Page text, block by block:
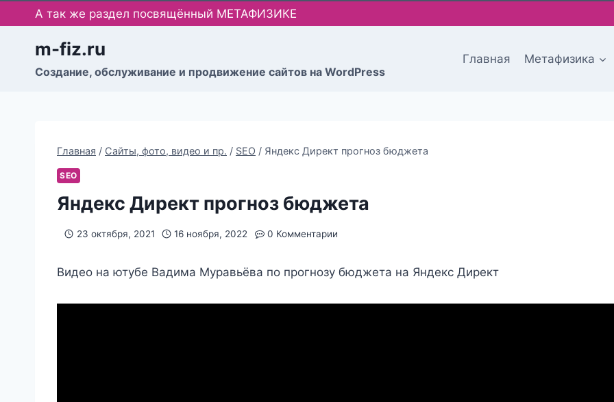
Перейти
к
содержимому
А так же раздел посвящённый МЕТАФИЗИКЕ
m-fiz.ru
Cоздание, обслуживание и продвижение сайтов на WordPress
Главная Метафизика
Главная / Сайты, фото, видео и пр. / SEO / Яндекс Директ прогноз бюджета
SEO
Яндекс Директ прогноз бюджета
23 октября, 2021 16 ноября, 2022 0 Комментарии
Видео на ютубе Вадима Муравьёва по прогнозу бюджета на Яндекс Директ